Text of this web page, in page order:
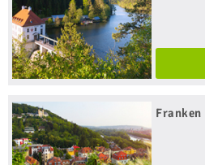
Franken